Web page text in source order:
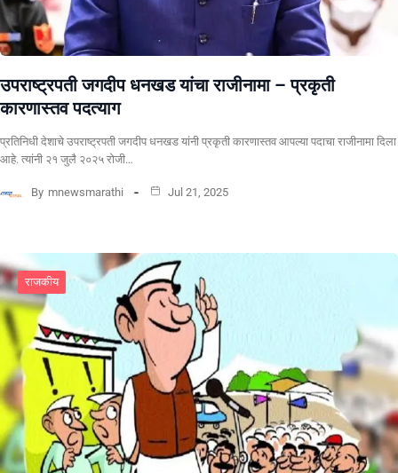
उपराष्ट्रपती जगदीप धनखड यांचा राजीनामा – प्रकृती
कारणास्तव पदत्याग
प्रतिनिधी देशाचे उपराष्ट्रपती जगदीप धनखड यांनी प्रकृती कारणास्तव आपल्या पदाचा राजीनामा दिला
आहे. त्यांनी २१ जुलै २०२५ रोजी…
By mnewsmarathi Jul 21, 2025
राजकीय